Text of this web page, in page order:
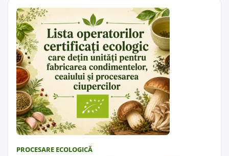
categoriile fabricarea băuturilor răcoritoare
nealcoolice, fabricarea cidrului și vinului din …
Cite;te mai departe„Lista
operatorilor
certificați
ecologic
care
dețin
unități
pentru
fabricare
PROCESARE ECOLOGICĂ